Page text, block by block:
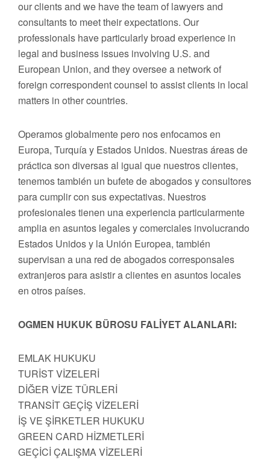
our clients and we have the team of lawyers and
consultants to meet their expectations. Our
professionals have particularly broad experience in
legal and business issues involving U.S. and
European Union, and they oversee a network of
foreign correspondent counsel to assist clients in local
matters in other countries.
Operamos globalmente pero nos enfocamos en
Europa, Turquía y Estados Unidos. Nuestras áreas de
práctica son diversas al igual que nuestros clientes,
tenemos también un bufete de abogados y consultores
para cumplir con sus expectativas. Nuestros
profesionales tienen una experiencia particularmente
amplia en asuntos legales y comerciales involucrando
Estados Unidos y la Unión Europea, también
supervisan a una red de abogados corresponsales
extranjeros para asistir a clientes en asuntos locales
en otros países.
OGMEN HUKUK BÜROSU FALİYET ALANLARI:
EMLAK HUKUKU
TURİST VİZELERİ
DİĞER VİZE TÜRLERİ
TRANSİT GEÇİŞ VİZELERİ
İŞ VE ŞİRKETLER HUKUKU
GREEN CARD HİZMETLERİ
GEÇİCİ ÇALIŞMA VİZELERİ